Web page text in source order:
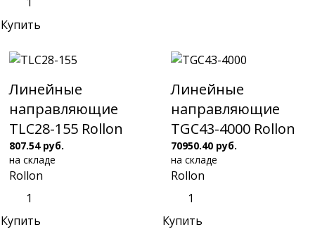
Купить
Линейные
направляющие
TLC28-155 Rollon
807.54 руб.
на складе
Rollon
Купить
Линейные
направляющие
TGC43-4000 Rollon
70950.40 руб.
на складе
Rollon
Купить